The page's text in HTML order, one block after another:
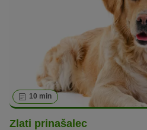
10 min
Zlati prinašalec